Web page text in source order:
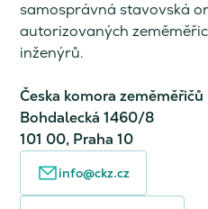
samosprávná stavovská
autorizovaných
inženýrů.
Česka komora zeměměřičů
Bohdalecká 1460/8
101 00, Praha 10
info@ckz.cz